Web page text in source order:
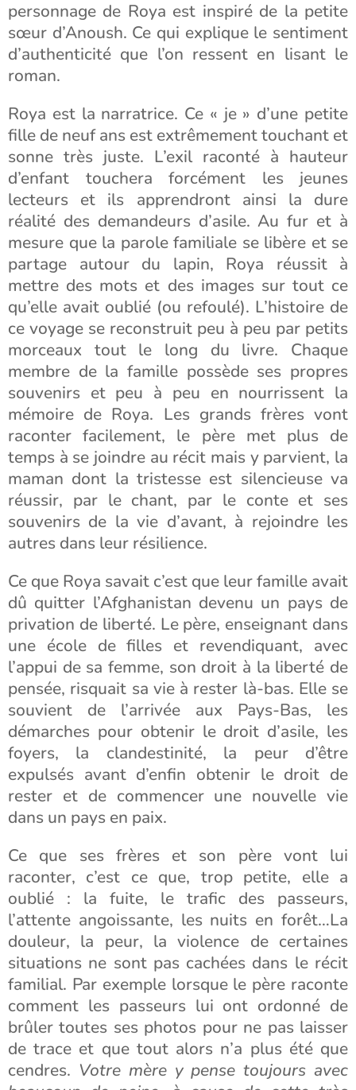
personnage de Roya est inspiré de la petite
sœur d’Anoush. Ce qui explique le sentiment
d’authenticité que l’on ressent en lisant le
roman.
Roya est la narratrice. Ce « je » d’une petite
fille de neuf ans est extrêmement touchant et
sonne très juste. L’exil raconté à hauteur
d’enfant touchera forcément les jeunes
lecteurs et ils apprendront ainsi la dure
réalité des demandeurs d’asile. Au fur et à
mesure que la parole familiale se libère et se
partage autour du lapin, Roya réussit à
mettre des mots et des images sur tout ce
qu’elle avait oublié (ou refoulé). L’histoire de
ce voyage se reconstruit peu à peu par petits
morceaux tout le long du livre. Chaque
membre de la famille possède ses propres
souvenirs et peu à peu en nourrissent la
mémoire de Roya. Les grands frères vont
raconter facilement, le père met plus de
temps à se joindre au récit mais y parvient, la
maman dont la tristesse est silencieuse va
réussir, par le chant, par le conte et ses
souvenirs de la vie d’avant, à rejoindre les
autres dans leur résilience.
Ce que Roya savait c’est que leur famille avait
dû quitter l’Afghanistan devenu un pays de
privation de liberté. Le père, enseignant dans
une école de filles et revendiquant, avec
l’appui de sa femme, son droit à la liberté de
pensée, risquait sa vie à rester là-bas. Elle se
souvient de l’arrivée aux Pays-Bas, les
démarches pour obtenir le droit d’asile, les
foyers, la clandestinité, la peur d’être
expulsés avant d’enfin obtenir le droit de
rester et de commencer une nouvelle vie
dans un pays en paix.
Ce que ses frères et son père vont lui
raconter, c’est ce que, trop petite, elle a
oublié : la fuite, le trafic des passeurs,
l’attente angoissante, les nuits en forêt…La
douleur, la peur, la violence de certaines
situations ne sont pas cachées dans le récit
familial. Par exemple lorsque le père raconte
comment les passeurs lui ont ordonné de
brûler toutes ses photos pour ne pas laisser
de trace et que tout alors n’a plus été que
cendres. Votre mère y pense toujours avec